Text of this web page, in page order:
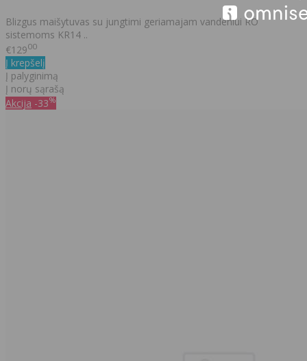
Blizgus maišytuvas su jungtimi geriamajam vandeniui RO
sistemoms KR14 ..
€12900
Į krepšelį
Į palyginimą
Į norų sąrašą
Akcija -33%